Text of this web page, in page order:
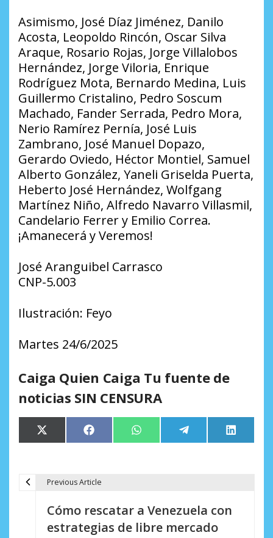
Asimismo, José Díaz Jiménez, Danilo
Acosta, Leopoldo Rincón, Oscar Silva
Araque, Rosario Rojas, Jorge Villalobos
Hernández, Jorge Viloria, Enrique
Rodríguez Mota, Bernardo Medina, Luis
Guillermo Cristalino, Pedro Soscum
Machado, Fander Serrada, Pedro Mora,
Nerio Ramírez Pernía, José Luis
Zambrano, José Manuel Dopazo,
Gerardo Oviedo, Héctor Montiel, Samuel
Alberto González, Yaneli Griselda Puerta,
Heberto José Hernández, Wolfgang
Martínez Niño, Alfredo Navarro Villasmil,
Candelario Ferrer y Emilio Correa.
¡Amanecerá y Veremos!
José Aranguibel Carrasco
CNP-5.003
Ilustración: Feyo
Martes 24/6/2025
Caiga Quien Caiga Tu fuente de
noticias SIN CENSURA
Compartir
en
X
(Twitter)
Compartir
en
Facebook Compartir
en
WhatsApp Compartir
en
Telegram
en
LinkedIn
Previous Article
Cómo rescatar a Venezuela con
estrategias de libre mercado